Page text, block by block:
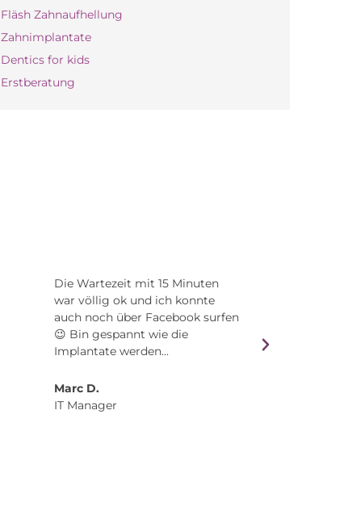
Fläsh Zahnaufhellung
Zahnimplantate
Dentics for kids
Erstberatung
Die Wartezeit mit 15 Minuten
war völlig ok und ich konnte
auch noch über Facebook surfen
😉 Bin gespannt wie die
Implantate werden...
Marc D.
IT Manager